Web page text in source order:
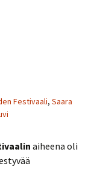
Festivaali, Saara
aiheena oli